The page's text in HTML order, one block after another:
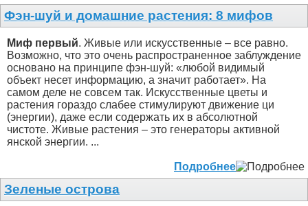
Фэн-шуй и домашние растения: 8 мифов
Миф первый. Живые или искусственные – все равно.
Возможно, что это очень распространенное заблуждение
основано на принципе фэн-шуй: «любой видимый
объект несет информацию, а значит работает». На
самом деле не совсем так. Искусственные цветы и
растения гораздо слабее стимулируют движение ци
(энергии), даже если содержать их в абсолютной
чистоте. Живые растения – это генераторы активной
янской энергии. ...
Подробнее
Зеленые острова